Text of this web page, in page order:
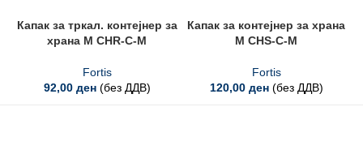
Капак за тркал. контејнер за
храна M CHR-C-M
Fortis
92,00 ден (без ДДВ)
Капак за контејнер за храна
М CHS-C-M
Fortis
120,00 ден (без ДДВ)